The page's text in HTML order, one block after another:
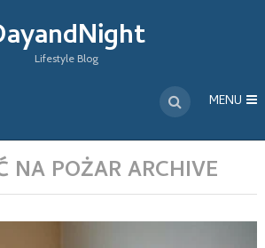
Lifestyle Blog
MENU
NA POŻAR ARCHIVE